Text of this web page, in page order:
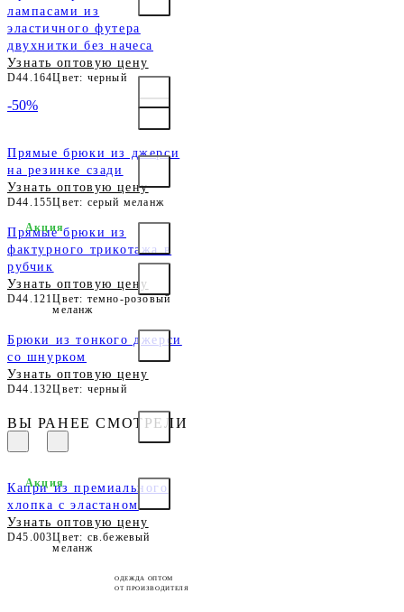
лампасами из
эластичного футера
двухнитки без начеса
Узнать оптовую цену
D44.164Цвет: черный
Прямые брюки из джерси
на резинке сзади
Узнать оптовую цену
D44.155Цвет: серый меланж
-50%
Прямые брюки из
фактурного трикотажа в
рубчик
Узнать оптовую цену
D44.121Цвет: темно-розовый
меланж
Акция
Брюки из тонкого джерси
со шнурком
Узнать оптовую цену
D44.132Цвет: черный
ВЫ РАНЕЕ СМОТРЕЛИ
Капри из премиального
хлопка с эластаном
Узнать оптовую цену
D45.003Цвет: св.бежевый
меланж
Акция
ОДЕЖДА ОПТОМ
ОТ ПРОИЗВОДИТЕЛЯ